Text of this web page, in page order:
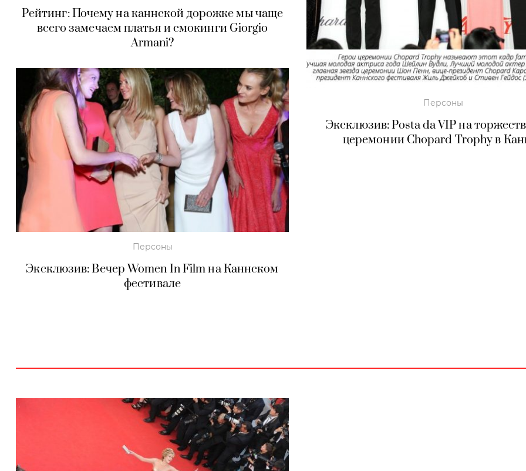
Рейтинг: Почему на каннской дорожке мы чаще
всего замечаем платья и смокинги Giorgio
Armani?
Персоны
Эксклюзив: Вечер Women In Film на Каннском
фестивале
Персоны
Эксклюзив: Posta da VIP на
церемонии Chopard Trophy в